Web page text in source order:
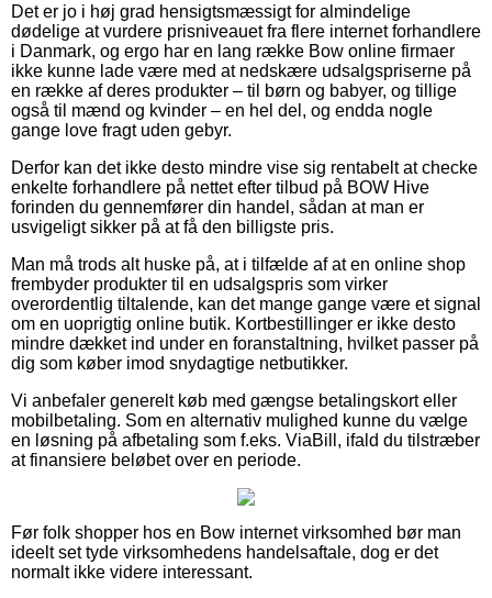
Det er jo i høj grad hensigtsmæssigt for almindelige
dødelige at vurdere prisniveauet fra flere internet forhandlere
i Danmark, og ergo har en lang række Bow online firmaer
ikke kunne lade være med at nedskære udsalgspriserne på
en række af deres produkter – til børn og babyer, og tillige
også til mænd og kvinder – en hel del, og endda nogle
gange love fragt uden gebyr.
Derfor kan det ikke desto mindre vise sig rentabelt at checke
enkelte forhandlere på nettet efter tilbud på BOW Hive
forinden du gennemfører din handel, sådan at man er
usvigeligt sikker på at få den billigste pris.
Man må trods alt huske på, at i tilfælde af at en online shop
frembyder produkter til en udsalgspris som virker
overordentlig tiltalende, kan det mange gange være et signal
om en uoprigtig online butik. Kortbestillinger er ikke desto
mindre dækket ind under en foranstaltning, hvilket passer på
dig som køber imod snydagtige netbutikker.
Vi anbefaler generelt køb med gængse betalingskort eller
mobilbetaling. Som en alternativ mulighed kunne du vælge
en løsning på afbetaling som f.eks. ViaBill, ifald du tilstræber
at finansiere beløbet over en periode.
Før folk shopper hos en Bow internet virksomhed bør man
ideelt set tyde virksomhedens handelsaftale, dog er det
normalt ikke videre interessant.